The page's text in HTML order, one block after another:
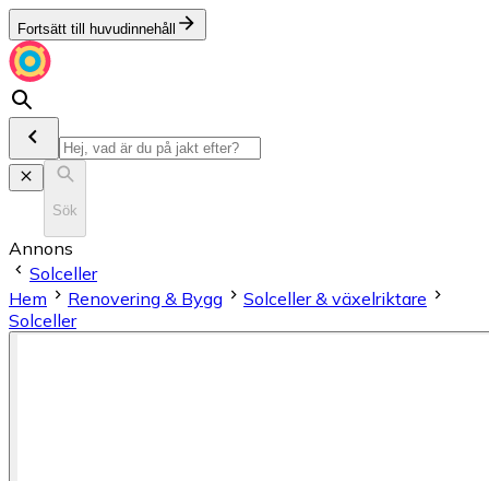
Fortsätt till huvudinnehåll
Sök
Annons
Solceller
Hem
Renovering & Bygg
Solceller & växelriktare
Solceller